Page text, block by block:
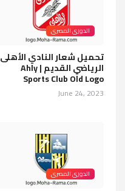
الدورى المصرى
تحميل شعار النادي الأهلى
الرياضي القديم | Ahly
Sports Club Old Logo
June 24, 2023
الدورى المصرى